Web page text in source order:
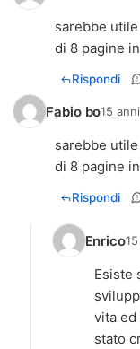
sarebbe
di 8 pagine
Rispondi
Fabio bo15
sarebbe
di 8 pagine
Rispondi
Enrico
Esiste
vita
stato